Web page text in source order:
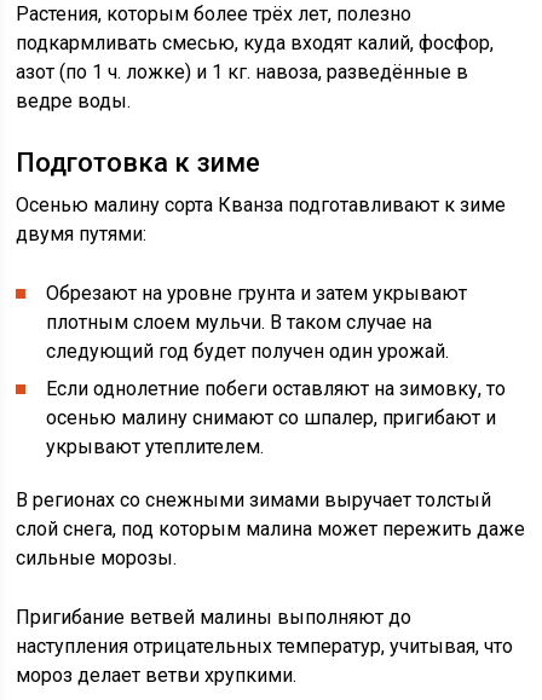
Растения, которым более трёх лет, полезно
подкармливать смесью, куда входят калий, фосфор,
азот (по 1 ч. ложке) и 1 кг. навоза, разведённые в
ведре воды.
Подготовка к зиме
Осенью малину сорта Кванза подготавливают к зиме
двумя путями:
Обрезают на уровне грунта и затем укрывают
плотным слоем мульчи. В таком случае на
следующий год будет получен один урожай.
Если однолетние побеги оставляют на зимовку, то
осенью малину снимают со шпалер, пригибают и
укрывают утеплителем.
В регионах со снежными зимами выручает толстый
слой снега, под которым малина может пережить даже
сильные морозы.
Пригибание ветвей малины выполняют до
наступления отрицательных температур, учитывая, что
мороз делает ветви хрупкими.